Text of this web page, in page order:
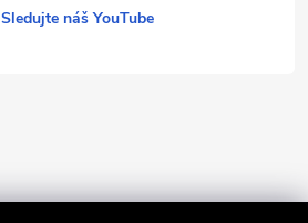
Sledujte náš YouTube